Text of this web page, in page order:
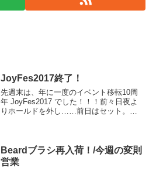
JoyFes2017終了！
先週末は、年に一度のイベント移転10周
年 JoyFes2017 でした！！！前々日夜よ
りホールドを外し……前日はセット。大
Beardブラシ再入荷！/今週の変則
営業